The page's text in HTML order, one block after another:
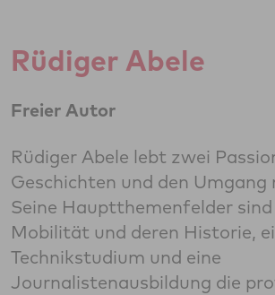
Rüdiger Abele
Freier Autor
Rüdiger Abele lebt zwei
Geschichten und den Umgang
Seine Hauptthemenfelder sind
Mobilität und deren Historie,
Technikstudium und eine
Journalistenausbildung die